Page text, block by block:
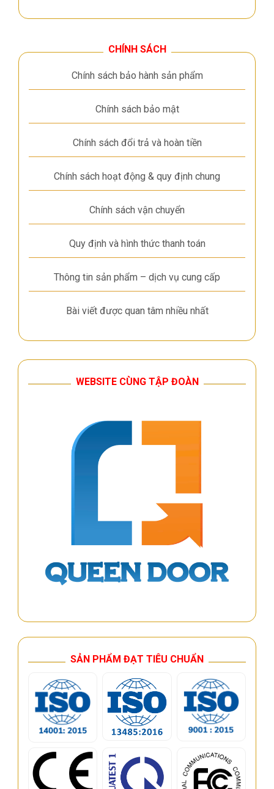
CHÍNH SÁCH
Chính sách bảo hành sản phẩm
Chính sách bảo mật
Chính sách đổi trả và hoàn tiền
Chính sách hoạt động & quy định chung
Chính sách vận chuyển
Quy định và hình thức thanh toán
Thông tin sản phẩm – dịch vụ cung cấp
Bài viết được quan tâm nhiều nhất
WEBSITE CÙNG TẬP ĐOÀN
SẢN PHẨM ĐẠT TIÊU CHUẨN